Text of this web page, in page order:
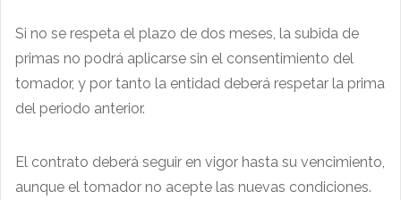
Si no se respeta el plazo de dos meses, la subida de
primas no podrá aplicarse sin el consentimiento del
tomador, y por tanto la entidad deberá respetar la prima
del periodo anterior.
El contrato deberá seguir en vigor hasta su vencimiento,
aunque el tomador no acepte las nuevas condiciones.